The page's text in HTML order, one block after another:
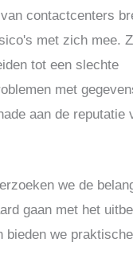
contactcenters
met zich mee.
tot een slechte
met
aan de reputatie
we de
gaan met het
bieden we praktische